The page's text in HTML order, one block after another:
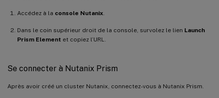
Accédez à la console Nutanix
Dans le coin supérieur droit de la console, survolez le lien Launch
Prism Element et copiez l’URL.
Se connecter à Nutanix Prism
Après avoir créé un cluster Nutanix, connectez-vous à Nutanix Prism.